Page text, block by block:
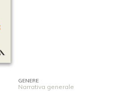
GENERE
Narrativa generale